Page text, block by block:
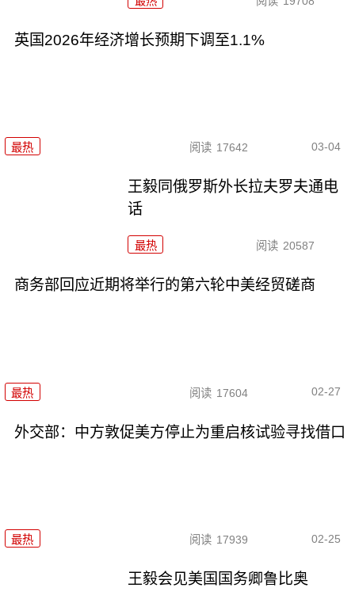
英国2026年经济增长预期下调至1.1%
最热 阅读 17642 03-04
王毅同俄罗斯外长拉夫罗夫通电
话
最热 阅读 20587
商务部回应近期将举行的第六轮中美经贸磋商
最热 阅读 17604 02-27
外交部：中方敦促美方停止为重启核试验寻找借口
最热 阅读 17939 02-25
王毅会见美国国务卿鲁比奥